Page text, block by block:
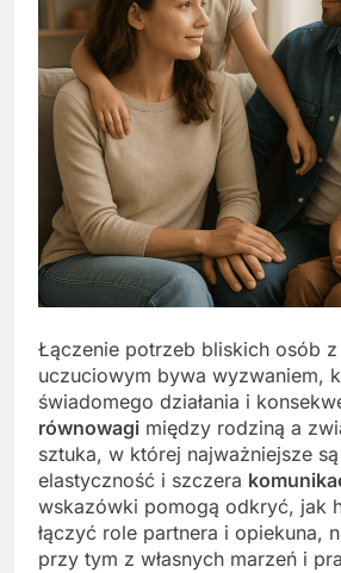
Łączenie potrzeb bliskich osób z
uczuciowym bywa wyzwaniem,
świadomego działania i
równowagi między rodziną a
sztuka, w której najważniejsze
elastyczność i szczera
wskazówki pomogą odkryć, jak
łączyć role partnera i opiekuna,
przy tym z własnych marzeń i